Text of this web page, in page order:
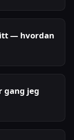
— hvordan
gang jeg